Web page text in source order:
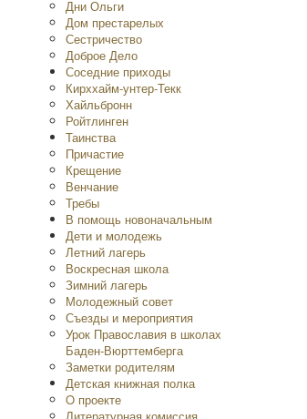
Дни Ольги
Дом престарелых
Сестричество
Доброе Дело
Соседние приходы
Кирххайм-унтер-Текк
Хайльбронн
Ройтлинген
Таинства
Причастие
Крещение
Венчание
Требы
В помощь новоначальным
Дети и молодежь
Летний лагерь
Воскресная школа
Зимний лагерь
Молодежный совет
Съезды и мероприятия
Урок Православия в школах
Баден-Вюрттемберга
Заметки родителям
Детская книжная полка
O проекте